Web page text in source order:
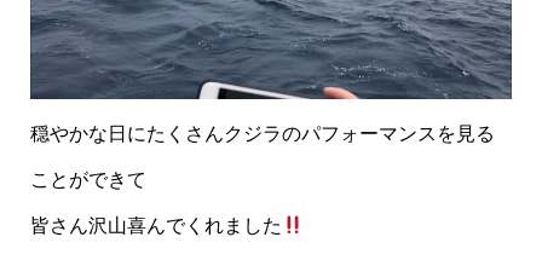
穏やかな日にたくさんクジラのパフォーマンスを見る
ことができて
皆さん沢山喜んでくれました